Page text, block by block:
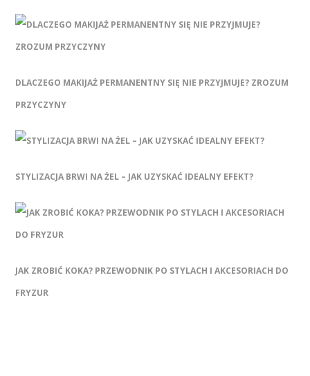
DLACZEGO MAKIJAŻ PERMANENTNY SIĘ NIE PRZYJMUJE? ZROZUM
PRZYCZYNY
STYLIZACJA BRWI NA ŻEL – JAK UZYSKAĆ IDEALNY EFEKT?
JAK ZROBIĆ KOKA? PRZEWODNIK PO STYLACH I AKCESORIACH DO
FRYZUR